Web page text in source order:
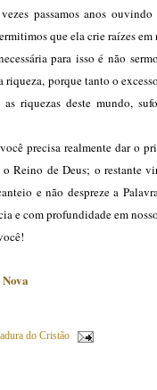
passamos anos
que ela crie raízes em
para isso é não
riqueza, porque tanto o
as riquezas deste mundo,
precisa realmente dar o
Reino de Deus; o restante
e não despreze a
e com profundidade em
do Cristão